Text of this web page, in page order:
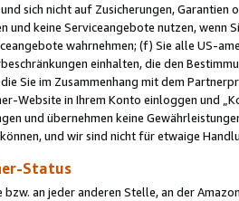
sich nicht auf Zusicherungen, Garantien
und keine Serviceangebote nutzen, wenn
wahrnehmen; (f) Sie alle US-
einhalten, die den
Sie im Zusammenhang mit dem
Website in Ihrem Konto einloggen und
und übernehmen keine
und wir sind nicht für etwaige
Status
bzw. an jeder anderen Stelle, an der